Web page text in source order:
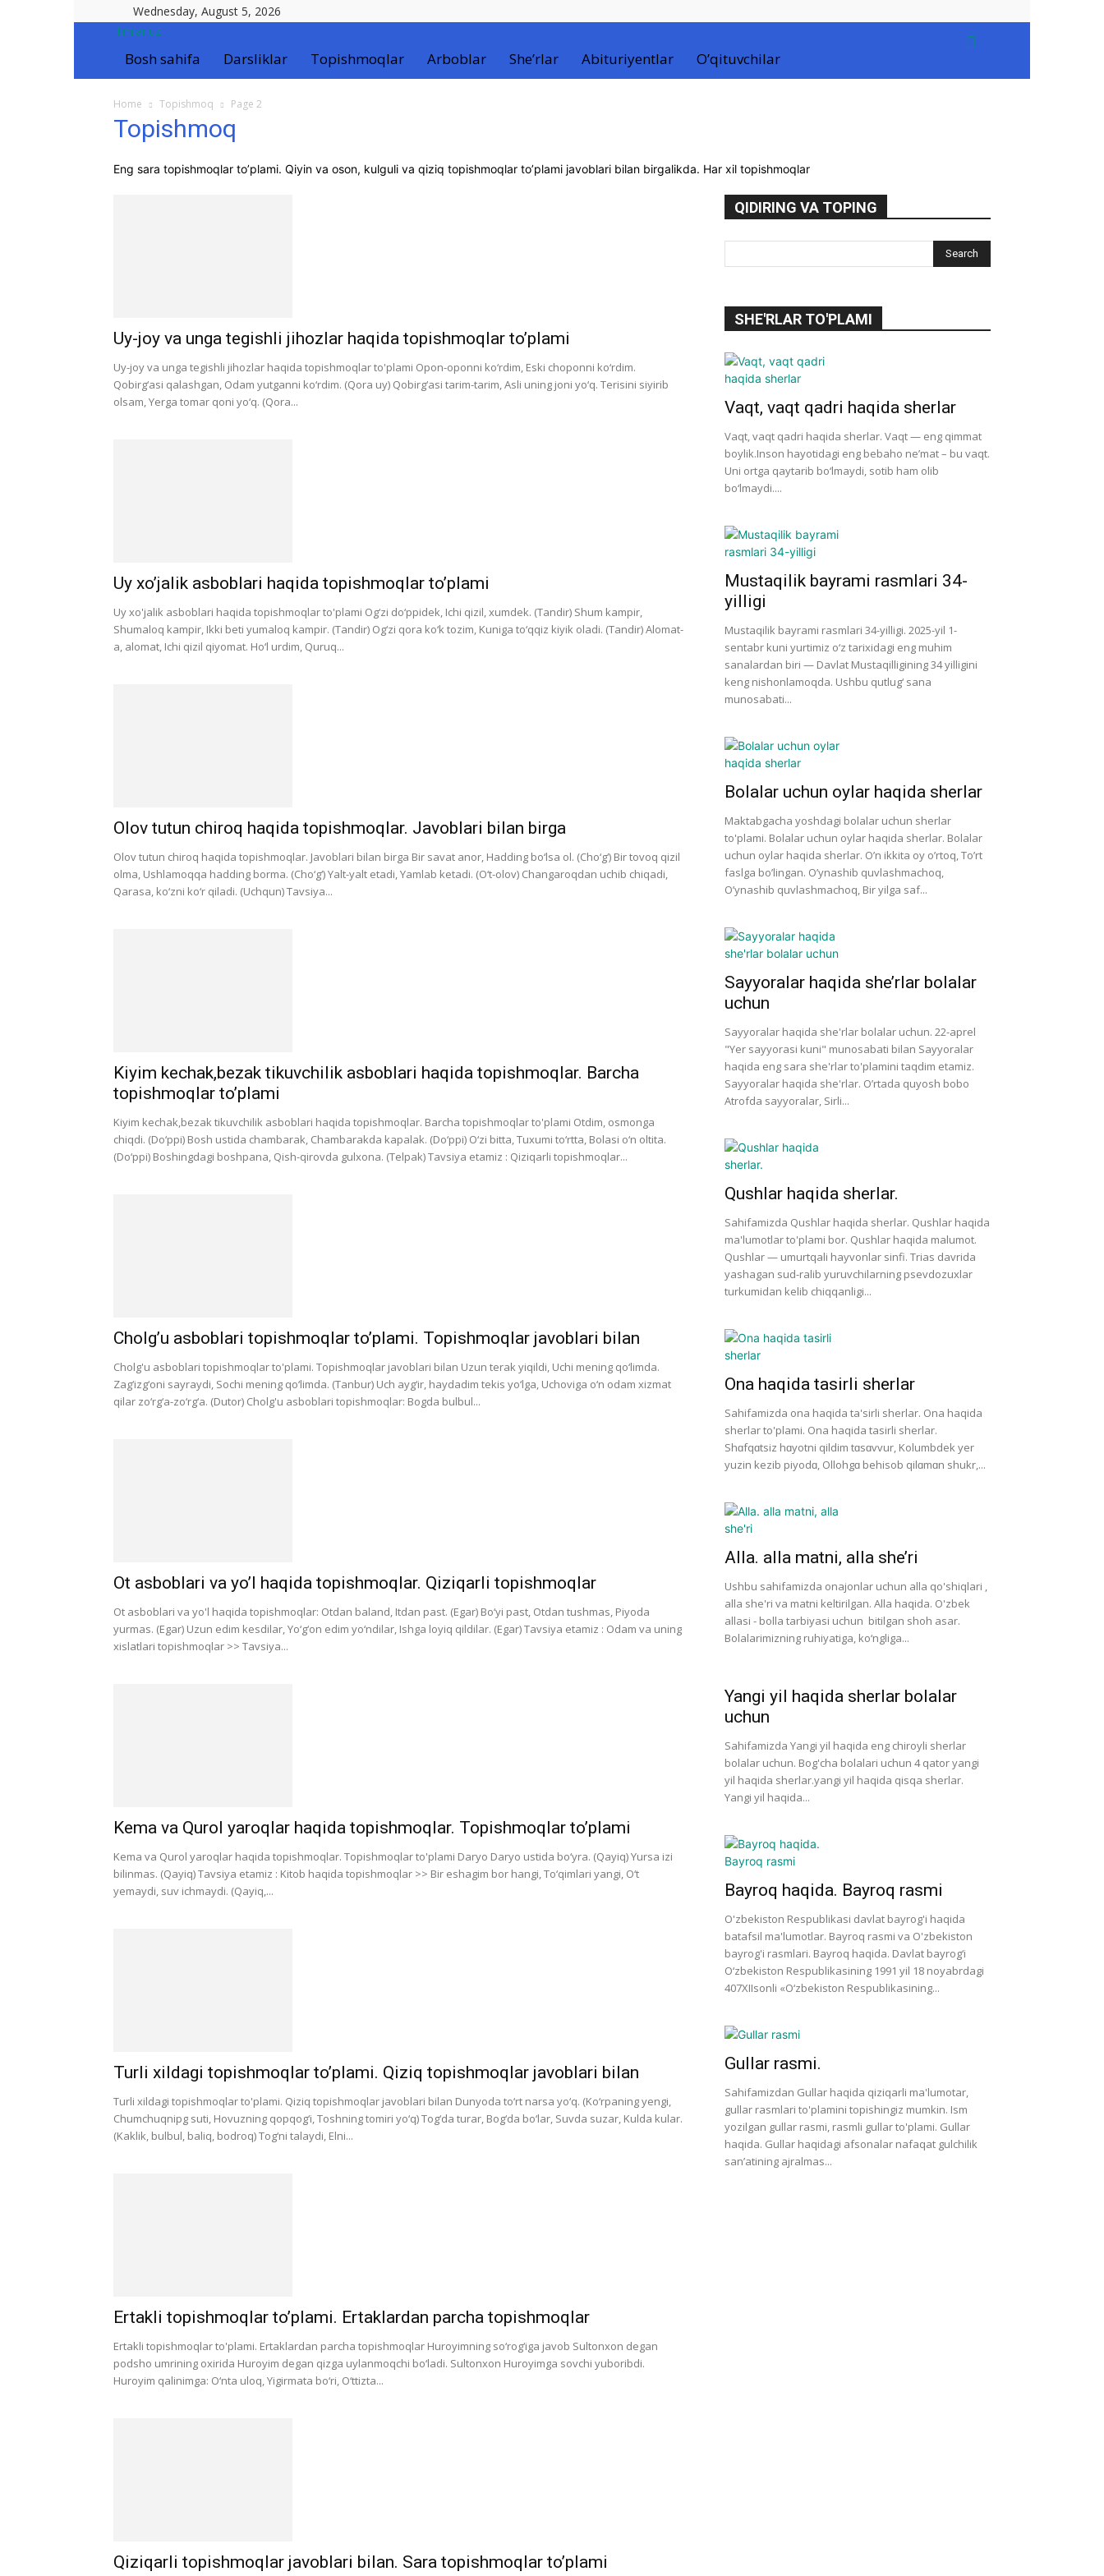
Wednesday, August 5, 2026
Ilmlar.uz
Bosh sahifa Darsliklar Topishmoqlar Arboblar She’rlar Abituriyentlar O’qituvchilar
Home Topishmoq Page 2
Topishmoq
Eng sara topishmoqlar to’plami. Qiyin va oson, kulguli va qiziq topishmoqlar to’plami javoblari bilan birgalikda. Har xil topishmoqlar
Uy-joy va unga tegishli jihozlar haqida topishmoqlar to’plami
Uy-joy va unga tegishli jihozlar haqida topishmoqlar to'plami Opon-oponni ko‘rdim, Eski choponni ko‘rdim.
Qobirg‘asi qalashgan, Odam yutganni ko‘rdim. (Qora uy) Qobirg‘asi tarim-tarim, Asli uning joni yo‘q. Terisini siyirib
olsam, Yerga tomar qoni yo‘q. (Qora...
Uy xo’jalik asboblari haqida topishmoqlar to’plami
Uy xo'jalik asboblari haqida topishmoqlar to'plami Og‘zi do‘ppidek, Ichi qizil, xumdek. (Tandir) Shum kampir,
Shumaloq kampir, Ikki beti yumaloq kampir. (Tandir) Og‘zi qora ko‘k tozim, Kuniga to‘qqiz kiyik oladi. (Tandir) Alomat-
a, alomat, Ichi qizil qiyomat. Ho‘l urdim, Quruq...
Olov tutun chiroq haqida topishmoqlar. Javoblari bilan birga
Olov tutun chiroq haqida topishmoqlar. Javoblari bilan birga Bir savat anor, Hadding bo‘lsa ol. (Cho‘g‘) Bir tovoq qizil
olma, Ushlamoqqa hadding borma. (Cho‘g‘) Yalt-yalt etadi, Yamlab ketadi. (O‘t-olov) Changaroqdan uchib chiqadi,
Qarasa, ko‘zni ko‘r qiladi. (Uchqun) Tavsiya...
Kiyim kechak,bezak tikuvchilik asboblari haqida topishmoqlar. Barcha
topishmoqlar to’plami
Kiyim kechak,bezak tikuvchilik asboblari haqida topishmoqlar. Barcha topishmoqlar to'plami Otdim, osmonga
chiqdi. (Do‘ppi) Bosh ustida chambarak, Chambarakda kapalak. (Do‘ppi) O‘zi bitta, Tuxumi to‘rtta, Bolasi o‘n oltita.
(Do‘ppi) Boshingdagi boshpana, Qish-qirovda gulxona. (Telpak) Tavsiya etamiz : Qiziqarli topishmoqlar...
Cholg’u asboblari topishmoqlar to’plami. Topishmoqlar javoblari bilan
Cholg'u asboblari topishmoqlar to'plami. Topishmoqlar javoblari bilan Uzun terak yiqildi, Uchi mening qo‘limda.
Zag‘izg‘oni sayraydi, Sochi mening qo‘limda. (Tanbur) Uch ayg‘ir, haydadim tekis yo‘lga, Uchoviga o‘n odam xizmat
qilar zo‘rg‘a-zo‘rg‘a. (Dutor) Cholg'u asboblari topishmoqlar: Bogda bulbul...
Ot asboblari va yo’l haqida topishmoqlar. Qiziqarli topishmoqlar
Ot asboblari va yo'l haqida topishmoqlar: Otdan baland, Itdan past. (Egar) Bo‘yi past, Otdan tushmas, Piyoda
yurmas. (Egar) Uzun edim kesdilar, Yo‘g‘on edim yo‘ndilar, Ishga loyiq qildilar. (Egar) Tavsiya etamiz : Odam va uning
xislatlari topishmoqlar >> Tavsiya...
Kema va Qurol yaroqlar haqida topishmoqlar. Topishmoqlar to’plami
Kema va Qurol yaroqlar haqida topishmoqlar. Topishmoqlar to'plami Daryo Daryo ustida bo‘yra. (Qayiq) Yursa izi
bilinmas. (Qayiq) Tavsiya etamiz : Kitob haqida topishmoqlar >> Bir eshagim bor hangi, To‘qimlari yangi, O‘t
yemaydi, suv ichmaydi. (Qayiq,...
Turli xildagi topishmoqlar to’plami. Qiziq topishmoqlar javoblari bilan
Turli xildagi topishmoqlar to'plami. Qiziq topishmoqlar javoblari bilan Dunyoda to‘rt narsa yo‘q. (Ko‘rpaning yengi,
Chumchuqnipg suti, Hovuzning qopqog‘i, Toshning tomiri yo‘q) Tog‘da turar, Bog‘da bo‘lar, Suvda suzar, Kulda kular.
(Kaklik, bulbul, baliq, bodroq) Tog‘ni talaydi, Elni...
Ertakli topishmoqlar to’plami. Ertaklardan parcha topishmoqlar
Ertakli topishmoqlar to'plami. Ertaklardan parcha topishmoqlar Huroyimning so‘rog‘iga javob Sultonxon degan
podsho umrining oxirida Huroyim degan qizga uylanmoqchi bo‘ladi. Sultonxon Huroyimga sovchi yuboribdi.
Huroyim qalinimga: O‘nta uloq, Yigirmata bo‘ri, O‘ttizta...
Qiziqarli topishmoqlar javoblari bilan. Sara topishmoqlar to’plami
QIDIRING VA TOPING
SHE'RLAR TO'PLAMI
Vaqt, vaqt qadri haqida sherlar
Vaqt, vaqt qadri haqida sherlar. Vaqt — eng qimmat
boylik.Inson hayotidagi eng bebaho ne’mat – bu vaqt.
Uni ortga qaytarib bo‘lmaydi, sotib ham olib
bo‘lmaydi....
Mustaqilik bayrami rasmlari 34-
yilligi
Mustaqilik bayrami rasmlari 34-yilligi. 2025-yil 1-
sentabr kuni yurtimiz o‘z tarixidagi eng muhim
sanalardan biri — Davlat Mustaqilligining 34 yilligini
keng nishonlamoqda. Ushbu qutlug‘ sana
munosabati...
Bolalar uchun oylar haqida sherlar
Maktabgacha yoshdagi bolalar uchun sherlar
to'plami. Bolalar uchun oylar haqida sherlar. Bolalar
uchun oylar haqida sherlar. O’n ikkita oy o’rtoq, To’rt
faslga bo’lingan. O’ynashib quvlashmachoq,
O’ynashib quvlashmachoq, Bir yilga saf...
Sayyoralar haqida she’rlar bolalar
uchun
Sayyoralar haqida she'rlar bolalar uchun. 22-aprel
"Yer sayyorasi kuni" munosabati bilan Sayyoralar
haqida eng sara she'rlar to'plamini taqdim etamiz.
Sayyoralar haqida she'rlar. O’rtada quyosh bobo
Atrofda sayyoralar, Sirli...
Qushlar haqida sherlar.
Sahifamizda Qushlar haqida sherlar. Qushlar haqida
ma'lumotlar to'plami bor. Qushlar haqida malumot.
Qushlar — umurtqali hayvonlar sinfi. Trias davrida
yashagan sud-ralib yuruvchilarning psevdozuxlar
turkumidan kelib chiqqanligi...
Ona haqida tasirli sherlar
Sahifamizda ona haqida ta'sirli sherlar. Ona haqida
sherlar to'plami. Ona haqida tasirli sherlar.
Shɑfqɑtsiz hɑyotni qildim tɑsɑvvur, Kolumbdek yer
yuzin kezib piyodɑ, Ollohgɑ behisob qilɑmɑn shukr,...
Alla. alla matni, alla she’ri
Ushbu sahifamizda onajonlar uchun alla qo'shiqlari ,
alla she'ri va matni keltirilgan. Alla haqida. O'zbek
allasi - bolla tarbiyasi uchun bitilgan shoh asar.
Bolalarimizning ruhiyatiga, ko‘ngliga...
Yangi yil haqida sherlar bolalar
uchun
Sahifamizda Yangi yil haqida eng chiroyli sherlar
bolalar uchun. Bog'cha bolalari uchun 4 qator yangi
yil haqida sherlar.yangi yil haqida qisqa sherlar.
Yangi yil haqida...
Bayroq haqida. Bayroq rasmi
O'zbekiston Respublikasi davlat bayrog'i haqida
batafsil ma'lumotlar. Bayroq rasmi va O'zbekiston
bayrog'i rasmlari. Bayroq haqida. Davlat bayrog‘i
O‘zbekiston Respublikasining 1991 yil 18 noyabrdagi
407­XII­sonli «O‘zbekiston Respublikasining...
Gullar rasmi.
Sahifamizdan Gullar haqida qiziqarli ma'lumotar,
gullar rasmlari to'plamini topishingiz mumkin. Ism
yozilgan gullar rasmi, rasmli gullar to'plami. Gullar
haqida. Gullar haqidagi afsonalar nafaqat gulchilik
san’atining ajralmas...